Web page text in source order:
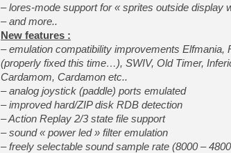
– lores-mode support for « sprites outside display
– and more..
New features :
– emulation compatibility improvements
(properly fixed this time…), SWIV, Old Timer,
Cardamom, Cardamon etc..
– analog joystick (paddle) ports emulated
– improved hard/ZIP disk RDB detection
– Action Replay 2/3 state file support
– sound « power led » filter emulation
– freely selectable sound sample rate (8000 –